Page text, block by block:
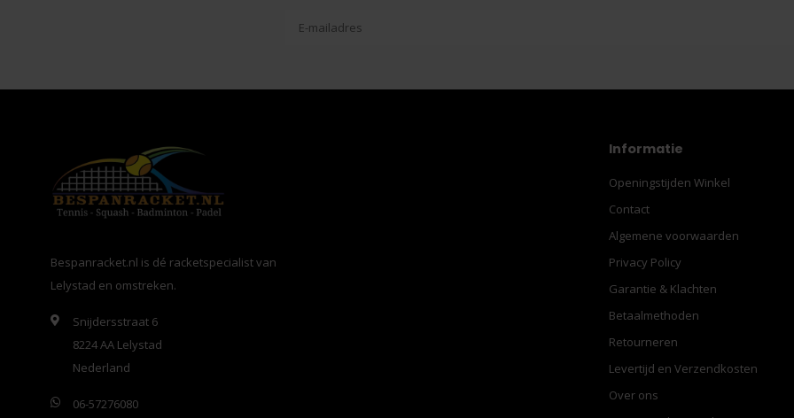
Bespanracket.nl is dé racketspecialist van
Lelystad en omstreken.
Snijdersstraat 6
8224 AA Lelystad
Nederland
06-57276080
Informatie
Openingstijden Winkel
Contact
Algemene voorwaarden
Privacy Policy
Garantie & Klachten
Betaalmethoden
Retourneren
Levertijd en Verzendkosten
Over ons